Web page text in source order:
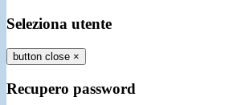
Seleziona utente
button close ×
Recupero password